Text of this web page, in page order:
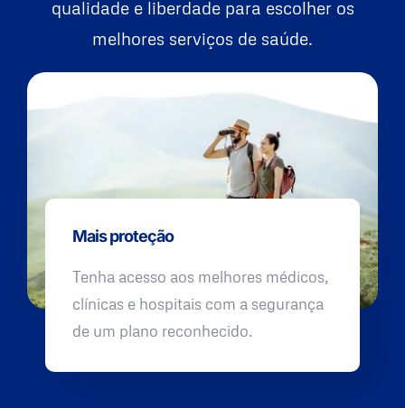
qualidade e liberdade para escolher os
melhores serviços de saúde.
Mais proteção
Tenha acesso aos melhores médicos,
clínicas e hospitais com a segurança
de um plano reconhecido.